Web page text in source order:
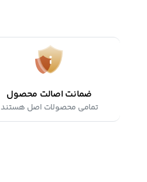
ضمانت اصالت محصول
تمامی محصولات اصل هستند